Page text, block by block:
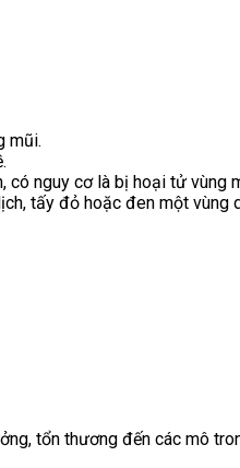
mũi.
có nguy cơ là bị hoại tử vùng
tấy đỏ hoặc đen một vùng
tổn thương đến các mô